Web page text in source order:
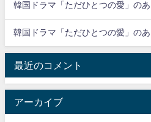
韓国ドラマ「ただひとつの愛」の
韓国ドラマ「ただひとつの愛」の
最近のコメント
アーカイブ